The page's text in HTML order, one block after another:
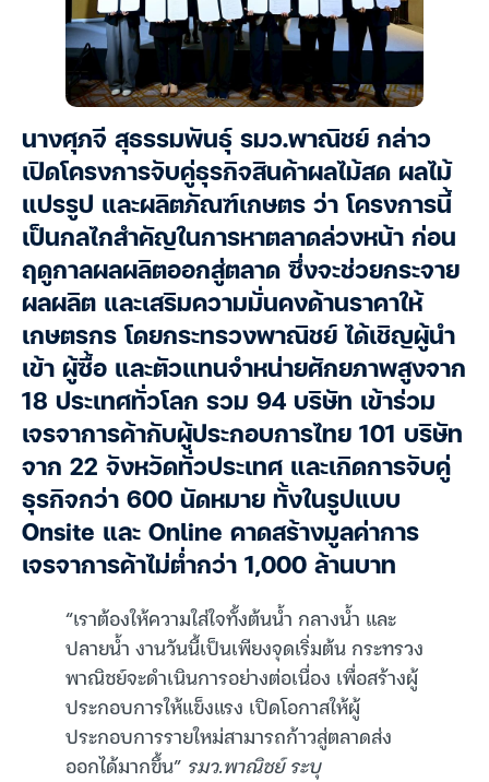
นางศุภจี สุธรรมพันธุ์ รมว.พาณิชย์ กล่าว
เปิดโครงการจับคู่ธุรกิจสินค้าผลไม้สด ผลไม้
แปรรูป และผลิตภัณฑ์เกษตร ว่า โครงการนี้
เป็นกลไกสำคัญในการหาตลาดล่วงหน้า ก่อน
ฤดูกาลผลผลิตออกสู่ตลาด ซึ่งจะช่วยกระจาย
ผลผลิต และเสริมความมั่นคงด้านราคาให้
เกษตรกร โดยกระทรวงพาณิชย์ ได้เชิญผู้นำ
เข้า ผู้ซื้อ และตัวแทนจำหน่ายศักยภาพสูงจาก
18 ประเทศทั่วโลก รวม 94 บริษัท เข้าร่วม
เจรจาการค้ากับผู้ประกอบการไทย 101 บริษัท
จาก 22 จังหวัดทั่วประเทศ และเกิดการจับคู่
ธุรกิจกว่า 600 นัดหมาย ทั้งในรูปแบบ
Onsite และ Online คาดสร้างมูลค่าการ
เจรจาการค้าไม่ต่ำกว่า 1,000 ล้านบาท
“เราต้องให้ความใส่ใจทั้งต้นน้ำ กลางน้ำ และ
ปลายน้ำ งานวันนี้เป็นเพียงจุดเริ่มต้น กระทรวง
พาณิชย์จะดำเนินการอย่างต่อเนื่อง เพื่อสร้างผู้
ประกอบการให้แข็งแรง เปิดโอกาสให้ผู้
ประกอบการรายใหม่สามารถก้าวสู่ตลาดส่ง
ออกได้มากขึ้น” รมว.พาณิชย์ ระบุ